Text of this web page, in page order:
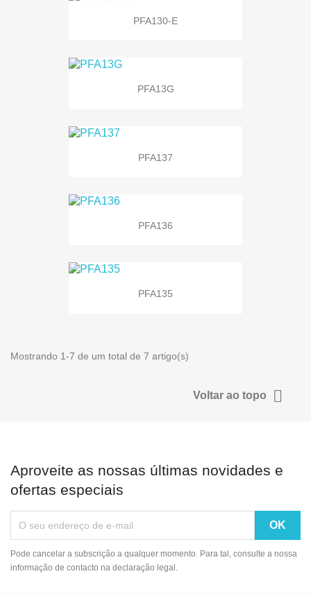
PFA130-E
PFA13G
PFA137
PFA136
PFA135
Mostrando 1-7 de um total de 7 artigo(s)
Voltar ao topo 
Aproveite as nossas últimas novidades e
ofertas especiais
Pode cancelar a subscrição a qualquer momento. Para tal, consulte a nossa
informação de contacto na declaração legal.